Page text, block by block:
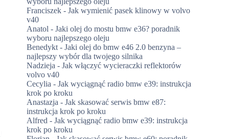
Franciszek -Jak wymienić pasek klinowy w volvo
v40
Anatol -Jaki olej do mostu bmw e36? poradnik
wyboru najlepszego oleju
Benedykt -Jaki olej do bmw e46 2.0 benzyna –
najlepszy wybór dla twojego silnika
Nadzieja -Jak włączyć wycieraczki reflektorów
volvo v40
Cecylia -Jak wyciągnąć radio bmw e39: instrukcja
krok po kroku
Anastazja -Jak skasować serwis bmw e87:
instrukcja krok po kroku
Alfred -Jak wyciągnąć radio bmw e39: instrukcja
krok po kroku